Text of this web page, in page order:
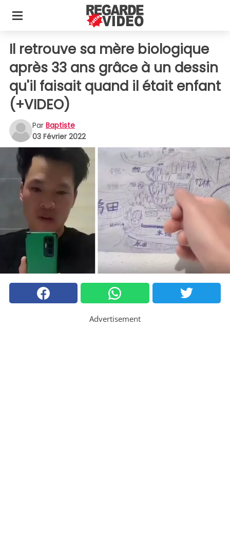
Il retrouve sa mère biologique
après 33 ans grâce à un dessin
qu'il faisait quand il était enfant
(+VIDEO)
Par Baptiste
03 Février 2022
Advertisement